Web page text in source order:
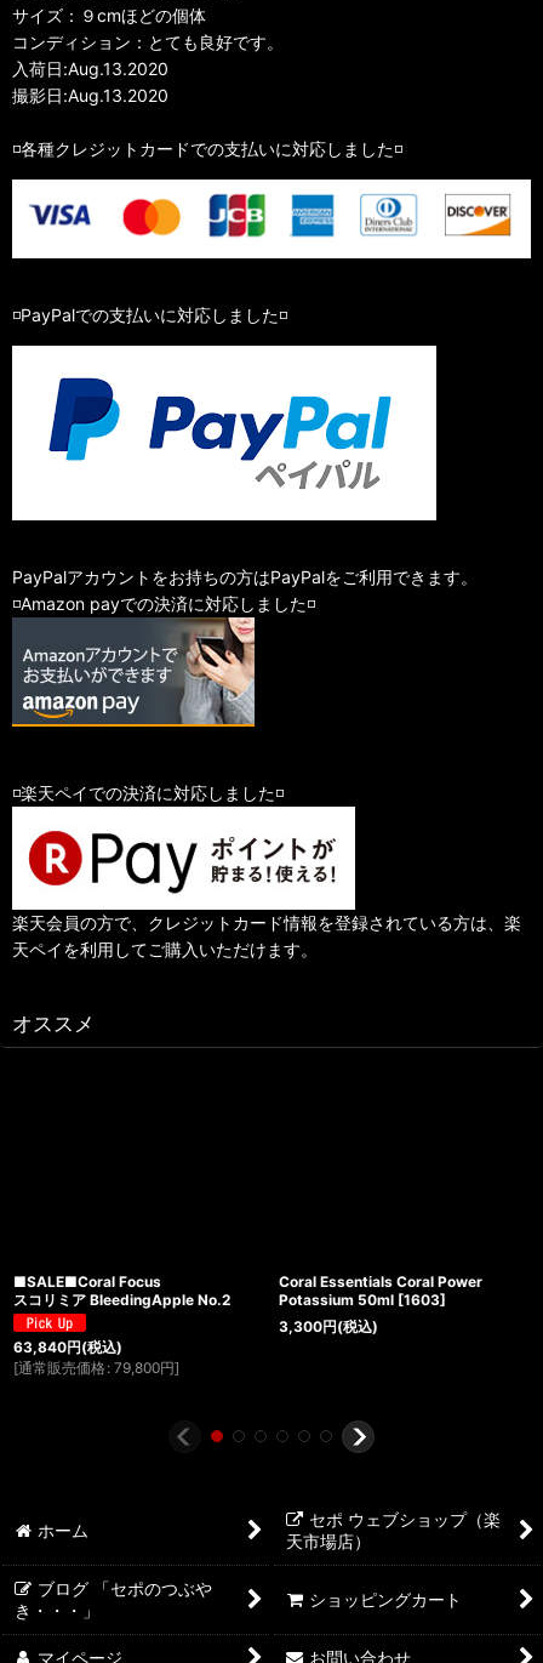
サイズ：９cmほどの個体
コンディション：とても良好です。
入荷日:Aug.13.2020
撮影日:Aug.13.2020
◽️各種クレジットカードでの支払いに対応しました◽️
◽️PayPalでの支払いに対応しました◽️
PayPalアカウントをお持ちの方はPayPalをご利用できます。
◽️Amazon payでの決済に対応しました◽️
◽️楽天ペイでの決済に対応しました◽️
楽天会員の方で、クレジットカード情報を登録されている方は、楽
天ペイを利用してご購入いただけます。
オススメ
■SALE■Coral Focus
スコリミア BleedingApple No.2
63,840円(税込)
[通常販売価格 : 79,800円]
Coral Essentials Coral Power
Potassium 50ml [1603]
3,300円(税込)
ホーム
セポ ウェブショップ（楽
天市場店）
ブログ 「セポのつぶや
き・・・」
ショッピングカート
マイページ お問い合わせ